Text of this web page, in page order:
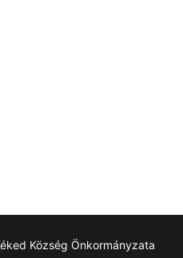
Község Önkormányzata